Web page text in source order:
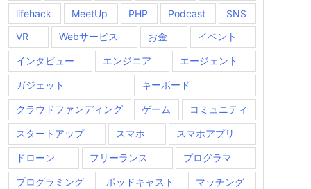
lifehack MeetUp PHP Podcast
SNS
VR
Webサービス お金 イベント
インタビュー エンジニア エージェント
ガジェット キーボード
クラウドファンディング ゲーム コミュニティ
スタートアップ スマホ スマホアプリ
ドローン フリーランス プログラマ
プログラミング ポッドキャスト マッチング